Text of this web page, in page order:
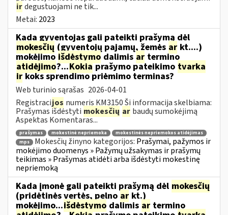
irdegustuojami ne tik...
Metai: 2023
Kada gyventojas gali pateikti prašymą dėl
mokesčių (gyventojų pajamų, žemės ar kt....)
mokėjimo išdėstymo dalimis ar termino
atidėjimo?...Kokiaprašymo pateikimo tvarka
irkoks sprendimo priėmimo terminas?
Web turinio sąrašas 2026-04-01
Registracijos numeris KM3150 Ši informacija skelbiama:
Prašymas išdėstyti mokesčių ar baudų sumokėjimą
Aspektas Komentaras...
prašymas mokestinė nepriemoka
mokestinės nepriemokos atidėjimas
mps
Mokesčių žinyno kategorijos: Prašymai, pažymos ir
mokėjimo duomenys » Pažymų užsakymas ir prašymų
teikimas » Prašymas atidėti arba išdėstyti mokestinę
nepriemoką
Kada įmonė gali pateikti prašymą dėl mokesčių
(pridėtinės vertės, pelno ar kt.)
mokėjimo...išdėstymo dalimis ar termino